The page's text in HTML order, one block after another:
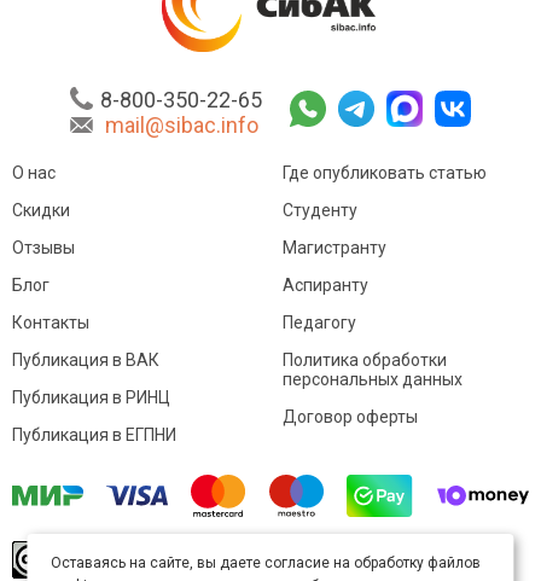
8-800-350-22-65
mail@sibac.info
О нас
Скидки
Отзывы
Блог
Контакты
Где опубликовать статью
Студенту
Магистранту
Аспиранту
Педагогу
Публикация в ВАК
Публикация в РИНЦ
Публикация в ЕГПНИ
Политика обработки
персональных данных
Договор оферты
произведение доступно полицензии Creative
Оставаясь на сайте, вы даете согласие на обработку файлов